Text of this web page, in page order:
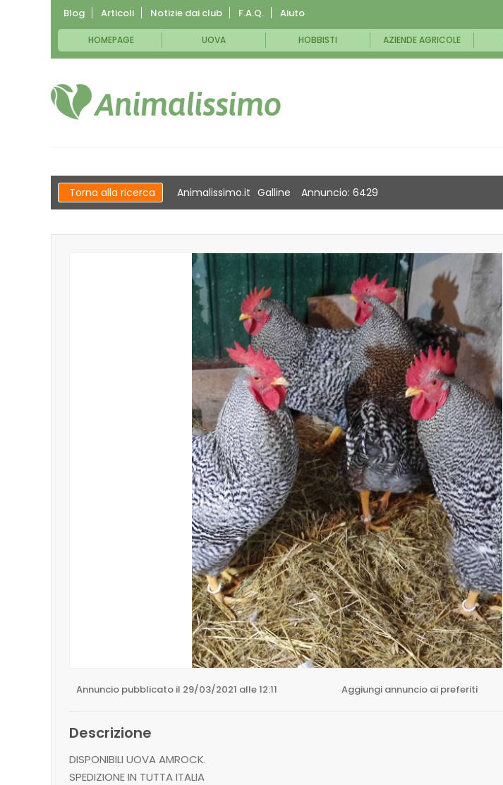
Blog Articoli Notizie dai club F.A.Q. Aiuto
HOMEPAGE UOVA HOBBISTI AZIENDE AGRICOLE
Torna alla ricerca Animalissimo.it Galline Annuncio: 6429
Annuncio pubblicato il 29/03/2021 alle 12:11 Aggiungi annuncio ai preferiti
Descrizione
DISPONIBILI UOVA AMROCK.
SPEDIZIONE IN TUTTA ITALIA